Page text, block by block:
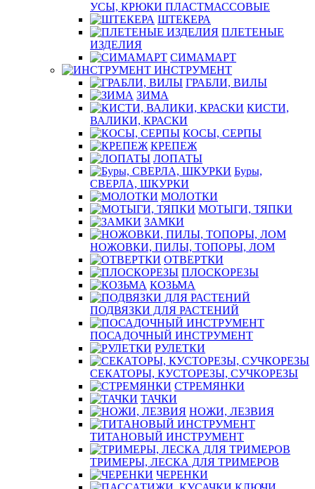
УСЫ, КРЮКИ ПЛАСТМАССОВЫЕ
ШТЕКЕРА
ПЛЕТЕНЫЕ
ИЗДЕЛИЯ
СИМАМАРТ
ИНСТРУМЕНТ
ГРАБЛИ, ВИЛЫ
ЗИМА
КИСТИ,
ВАЛИКИ, КРАСКИ
КОСЫ, СЕРПЫ
КРЕПЕЖ
ЛОПАТЫ
Буры,
СВЕРЛА, ШКУРКИ
МОЛОТКИ
МОТЫГИ, ТЯПКИ
ЗАМКИ
НОЖОВКИ, ПИЛЫ, ТОПОРЫ, ЛОМ
ОТВЕРТКИ
ПЛОСКОРЕЗЫ
КОЗЬМА
ПОДВЯЗКИ ДЛЯ РАСТЕНИЙ
ПОСАДОЧНЫЙ ИНСТРУМЕНТ
РУЛЕТКИ
СЕКАТОРЫ, КУСТОРЕЗЫ, СУЧКОРЕЗЫ
СТРЕМЯНКИ
ТАЧКИ
НОЖИ, ЛЕЗВИЯ
ТИТАНОВЫЙ ИНСТРУМЕНТ
ТРИМЕРЫ, ЛЕСКА ДЛЯ ТРИМЕРОВ
ЧЕРЕНКИ